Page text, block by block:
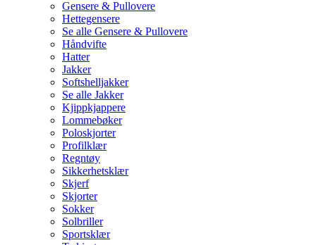
Gensere & Pullovere
Hettegensere
Se alle Gensere & Pullovere
Håndvifte
Hatter
Jakker
Softshelljakker
Se alle Jakker
Kjippkjappere
Lommebøker
Poloskjorter
Profilklær
Regntøy
Sikkerhetsklær
Skjerf
Skjorter
Sokker
Solbriller
Sportsklær